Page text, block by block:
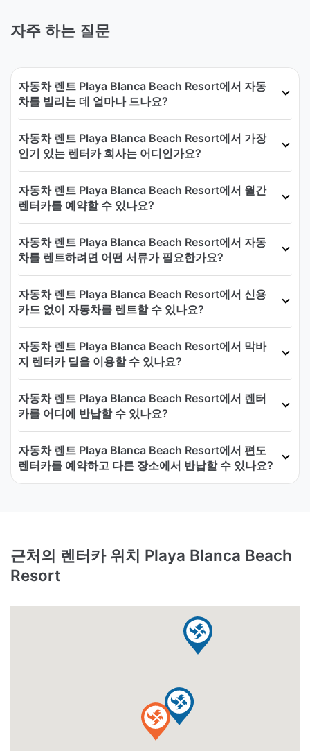
자주 하는 질문
자동차 렌트 Playa Blanca Beach Resort에서 자동
차를 빌리는 데 얼마나 드나요?
자동차 렌트 Playa Blanca Beach Resort에서 가장
인기 있는 렌터카 회사는 어디인가요?
자동차 렌트 Playa Blanca Beach Resort에서 월간
렌터카를 예약할 수 있나요?
자동차 렌트 Playa Blanca Beach Resort에서 자동
차를 렌트하려면 어떤 서류가 필요한가요?
자동차 렌트 Playa Blanca Beach Resort에서 신용
카드 없이 자동차를 렌트할 수 있나요?
자동차 렌트 Playa Blanca Beach Resort에서 막바
지 렌터카 딜을 이용할 수 있나요?
자동차 렌트 Playa Blanca Beach Resort에서 렌터
카를 어디에 반납할 수 있나요?
자동차 렌트 Playa Blanca Beach Resort에서 편도
렌터카를 예약하고 다른 장소에서 반납할 수 있나요?
근처의 렌터카 위치 Playa Blanca Beach
Resort